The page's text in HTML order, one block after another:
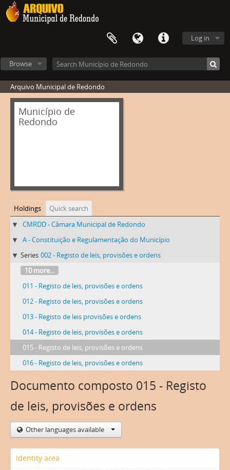
Log in
Browse
Arquivo Municipal de Redondo
Município de
Redondo
Holdings
Quick search
CMRDD - Câmara Municipal de Redondo
A - Constituição e Regulamentação do Município
Series 002 - Registo de leis, provisões e ordens
10 more...
011 - Registo de leis, provisões e ordens
012 - Registo de leis, provisões e ordens
013 - Registo de leis provisões e ordens
014 - Registo de leis, provisões e ordens
015 - Registo de leis, provisões e ordens
016 - Registo de leis, provisões e ordens
Documento composto 015 - Registo
de leis, provisões e ordens
Other languages available
Identity area